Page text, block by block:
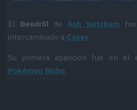
El Beedrill deAsh Ketchum
intercambiado a Casey.
Su primera aparición fue en el
Pokémon Bicho.